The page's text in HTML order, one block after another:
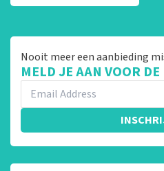
Nooit meer een aanbieding
MELD JE AAN VOOR